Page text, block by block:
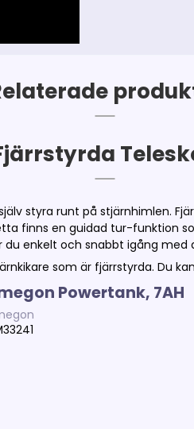
styra runt på stjärnhimlen.
finns en guidad tur-funktion
enkelt och snabbt igång med
som är fjärrstyrda. Du
Powertank, 7AH